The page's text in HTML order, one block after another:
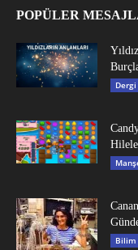
POPÜLER
Dergi
Bilim